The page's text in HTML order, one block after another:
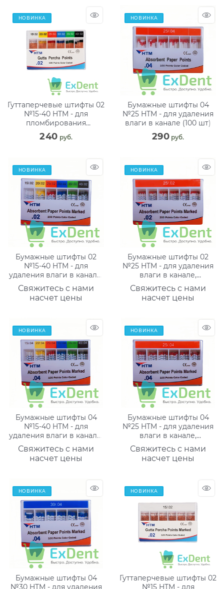
НОВИНКА
Гуттаперчевые штифты 02
№15-40 HTM - для
пломбирования
корневых каналов (120
шт)
240 руб.
НОВИНКА
Бумажные штифты 04
№25 HTM - для удаления
влаги в канале (100 шт)
290 руб.
НОВИНКА
Бумажные штифты 02
№15-40 HTM - для
удаления влаги в канале,
маркированные (200 шт)
Свяжитесь с нами
насчет цены
НОВИНКА
Бумажные штифты 02
№25 HTM - для удаления
влаги в канале,
маркированные (200 шт)
Свяжитесь с нами
насчет цены
НОВИНКА
Бумажные штифты 04
№15-40 HTM - для
удаления влаги в канале,
маркированные (100 шт)
Свяжитесь с нами
насчет цены
НОВИНКА
Бумажные штифты 04
№25 HTM - для удаления
влаги в канале,
маркированные (100 шт)
Свяжитесь с нами
насчет цены
НОВИНКА
Бумажные штифты 04
№30 HTM - для удаления
НОВИНКА
Гуттаперчевые штифты 02
№15 HTM - для